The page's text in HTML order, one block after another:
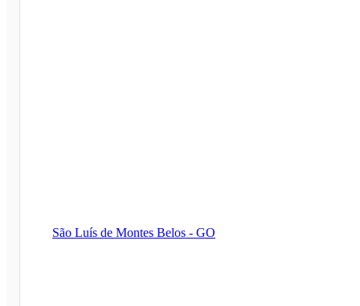
São Luís de Montes Belos - GO